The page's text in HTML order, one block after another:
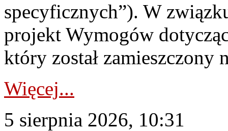
specyficznych”). W
projekt Wymogów
który został zamieszczony
Więcej...
5 sierpnia 2026, 10:31